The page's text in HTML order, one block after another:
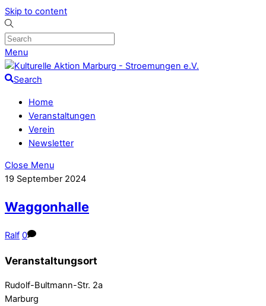
Skip to content
Menu
Search
Home
Veranstaltungen
Verein
Newsletter
Close Menu
19 September 2024
Waggonhalle
Ralf 0
Veranstaltungsort
Rudolf-Bultmann-Str. 2a
Marburg